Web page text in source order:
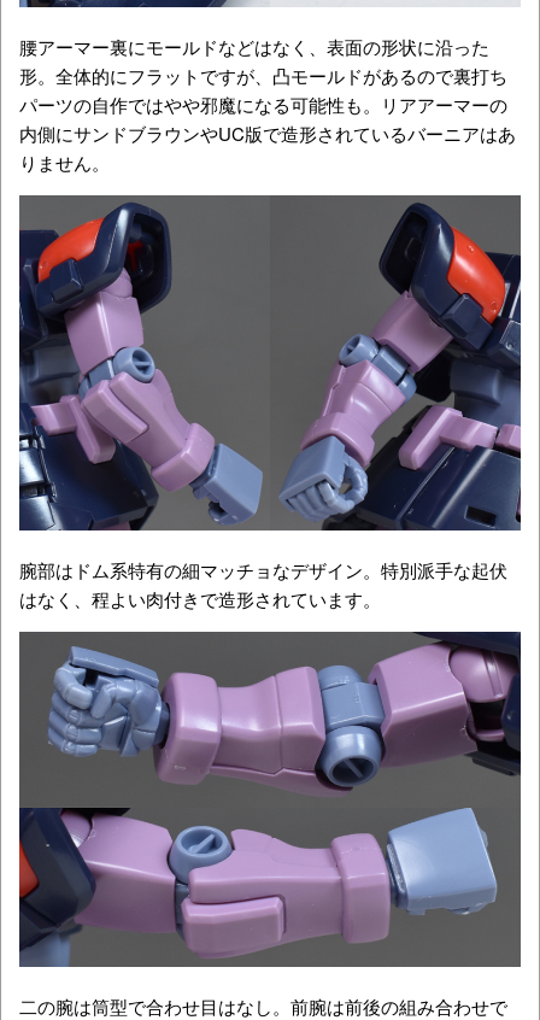
腰アーマー裏にモールドなどはなく、表面の形状に沿った
形。全体的にフラットですが、凸モールドがあるので裏打ち
パーツの自作ではやや邪魔になる可能性も。リアアーマーの
内側にサンドブラウンやUC版で造形されているバーニアはあ
りません。
腕部はドム系特有の細マッチョなデザイン。特別派手な起伏
はなく、程よい肉付きで造形されています。
二の腕は筒型で合わせ目はなし。前腕は前後の組み合わせで